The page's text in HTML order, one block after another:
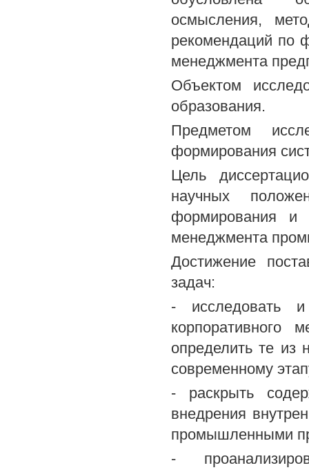
осмысления,
рекомендаций по
менеджмента
Объектом
образования.
Предметом
формирования
Цель
научных
формирования и
менеджмента
Достижение
задач:
- исследовать и
корпоративного
определить те из
современному
- раскрыть
внедрения
промышленными
-